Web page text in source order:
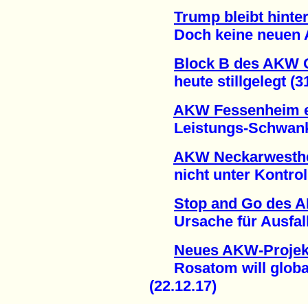
Trump bleibt
Doch keine neuen
Block B des AKW
heute stillgelegt
AKW Fessenheim
Leistungs-
AKW
nicht unter
Stop and Go des
Ursache für Ausfall
Neues AKW-
Rosatom will
(22.12.17)